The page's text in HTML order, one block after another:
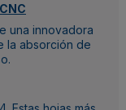
una innovadora
la absorción de